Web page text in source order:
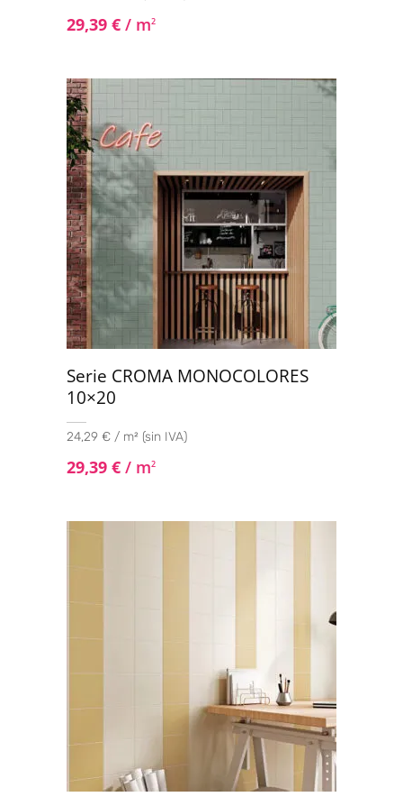
29,39 € / m2
Serie CROMA MONOCOLORES
10×20
24,29 € / m² (sin IVA)
29,39 € / m2